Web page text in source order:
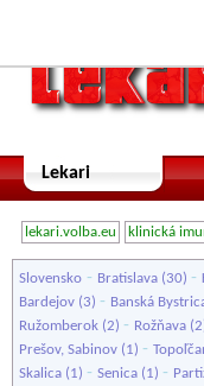
Lekari
lekari.volba.eu klinická
Slovensko - Bratislava (30) -
Bardejov (3) - Banská
Ružomberok (2) - Rožňava
Prešov, Sabinov (1) -
Skalica (1) - Senica (1) -